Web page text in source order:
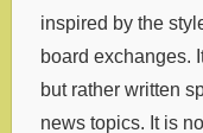
inspired by the
board exchanges.
but rather written
news topics. It is